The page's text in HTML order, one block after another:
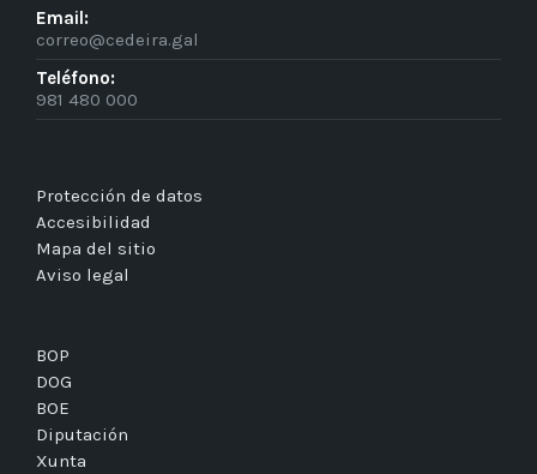
Email:
correo@cedeira.gal
Teléfono:
981 480 000
Protección de datos
Accesibilidad
Mapa del sitio
Aviso legal
BOP
DOG
BOE
Diputación
Xunta